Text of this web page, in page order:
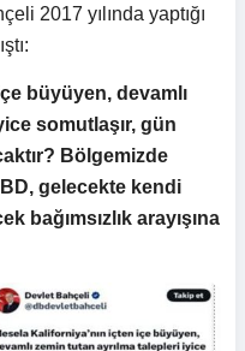
2017 yılında yaptığı
büyüyen, devamlı
somutlaşır, gün
Bölgemizde
gelecekte kendi
bağımsızlık arayışına